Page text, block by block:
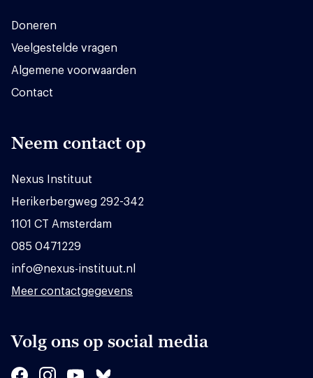
Doneren
Veelgestelde vragen
Algemene voorwaarden
Contact
Neem contact op
Nexus Instituut
Herikerbergweg 292-342
1101 CT Amsterdam
085 0471229
info@nexus-instituut.nl
Meer contactgegevens
Volg ons op social media